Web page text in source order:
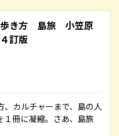
き方 島旅 小笠原
訂版
、カルチャーまで、島の人
１冊に凝縮。さあ、島旅